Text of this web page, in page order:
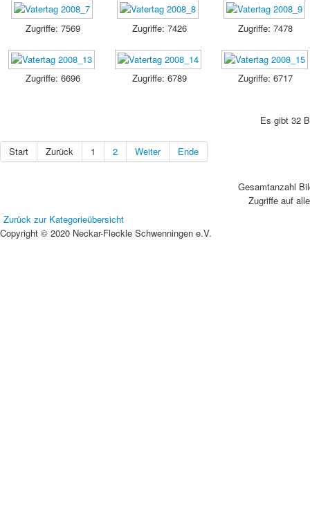
Zugriffe: 7569 Zugriffe: 7426 Zugriffe: 7478
Zugriffe: 6696 Zugriffe: 6789 Zugriffe: 6717
Es gibt 32
Start Zurück 1 2 Weiter Ende
Gesamtanzahl
Zugriffe auf
Zurück zur Kategorieübersicht
Copyright © 2020 Neckar-Fleckle Schwenningen e.V.